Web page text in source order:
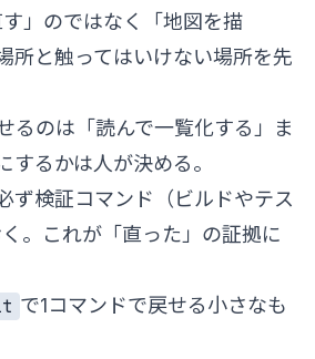
」のではなく「地図を描
所と触ってはいけない場所を先
るのは「読んで一覧化する」ま
するかは人が決める。
ず検証コマンド（ビルドやテス
く。これが「直った」の証拠に
で1コマンドで戻せる小さなも